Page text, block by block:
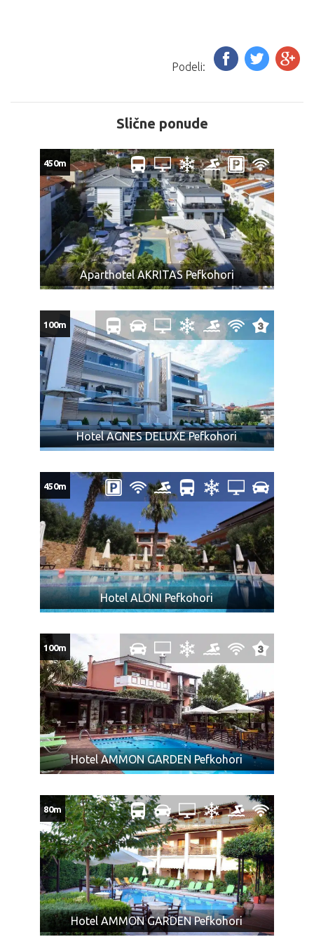
U slučaju spajanja smena na našem prevozu cena
SPAJANJE DVE SMENE MOGUĆE JE SAMO U TRAJANJU
OD 20 NOĆENJA/ 21 DANA BORAVKA.
Dete od 0 do 6 godina u pratnji dve punoplatežne
osobe plaća 59€, ima mesto u autobusu i smeštaj u
zajedničkom ležaju.
Dete uzrasta od 0 do 12 godina u pratnji dve
punoplatežne osobe plaća iznos naveden u tabeli
programa putovanja sa cenovnikom, ima mesto u
pomoćnom ležaju, uslugu u smeštajnoj jedinici kao
punoplatežna osoba i mesto u autobusu.
U smeštajnoj jedinici samo jedno dete uzrasta od 0 do
Dete bilo kog uzrasta koje koristi osnovni ležaj plaća
punu cenu aranžmana.
Odrasla osoba koja koristi pomoćni ležaj plaća iznos
naveden u tabeli programa putovanja sa cenovnikom,
ima uslugu u smeštajnoj jedinici kao punoplatežna
osoba i mesto u autobusu.
DODATNO SEDIŠTE iznosi 45€ na cenu ugovorenog
aranžmana.
odgovara pogledajte ponudu ostalih smeštaja u letovalištu
Pefkohoriili ostalim letovalištima na poluostrvu Halkidiki na
severuGrčke
CENA AUTOBUSKOG PREVOZA BEZ
ARANŽMANA:
CENA AUTOBUSKOG PREVOZA za putnike koji koriste samo
uslugu prevoza:iz Subotice povratna karta 85€, jedan pravac
Beograda, Kragujevca i Niša povratna karta 70€, jedan pravac
NAPOMENA za autobuski prevoz:
U slučaju da dva ili više putnika koji putuju zajedno
polaze iz različitih mesta, agencija ne može garantovati
da će prevoz biti obavljen istim prevoznim sredstvom i
da će sedeti zajedno.
Promene mesta ulaska putnika moguće su najkasnije 7
dana pre datuma polaska i ne mogu biti razlog
odustanka putnika od aranžmana.
Tokom vožnje autobusom pušenje, konzumiranje
alkohola i opojnih sredstava je najstrože zabranjeno.
Zadržavanje na free shop-u nije obavezujuće.
U slučaju nedovoljnog broja putnika na prevozu,
postoji mogućnost transfera drugim prevoznim
sredstvom sa dela puta do (ili sa) destinacije.
Maloletna lica, ukoliko putuju bez oba ili sa jednim
Podeli:
Slične ponude
Aparthotel AKRITAS Pefkohori
450m
Hotel AGNES DELUXE Pefkohori
100m
Hotel ALONI Pefkohori
450m
Hotel AMMON GARDEN Pefkohori
100m
Hotel AMMON GARDEN Pefkohori
80m